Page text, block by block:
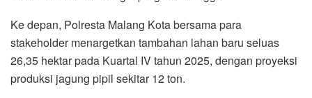
Ke depan, Polresta Malang Kota bersama para
stakeholder menargetkan tambahan lahan baru seluas
26,35 hektar pada Kuartal IV tahun 2025, dengan proyeksi
produksi jagung pipil sekitar 12 ton.